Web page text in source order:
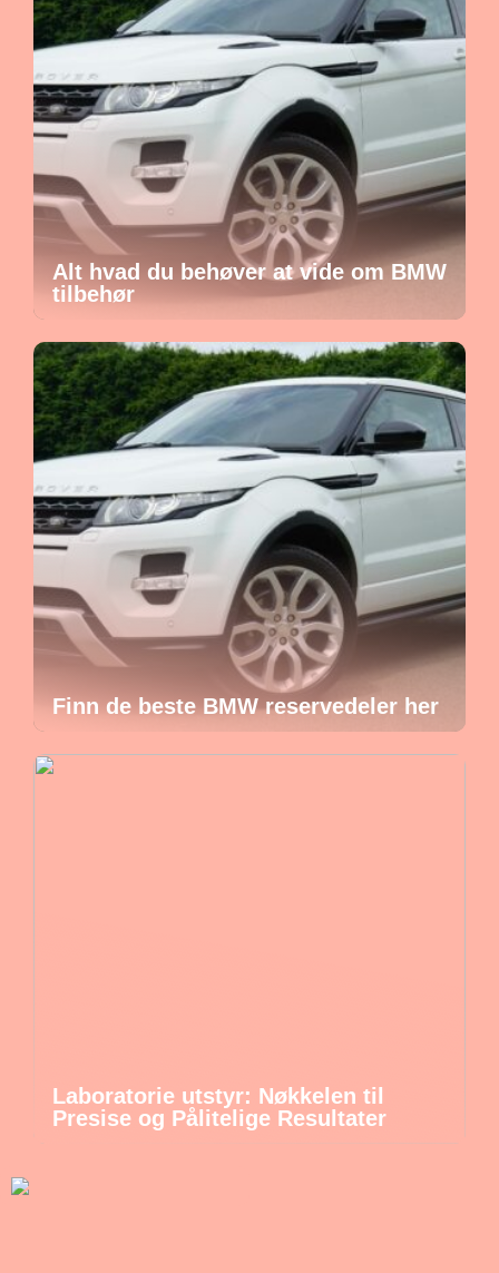
Alt hvad du behøver at vide om BMW
tilbehør
Finn de beste BMW reservedeler her
Laboratorie utstyr: Nøkkelen til
Presise og Pålitelige Resultater